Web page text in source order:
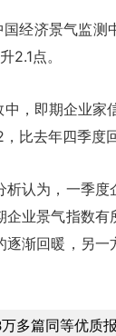
济景气监测
2.1点。
即期企业家
比去年四季度
认为，一季度
业景气指数
渐回暖，另
多篇同等优质